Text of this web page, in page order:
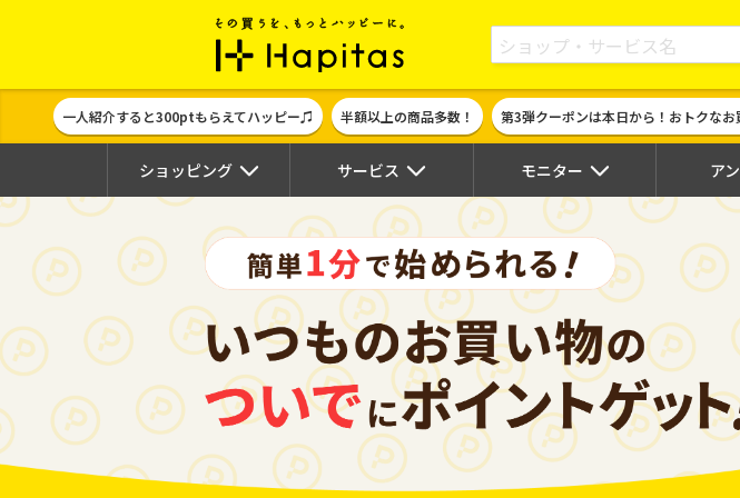
ポイント貯めて現金やギフト券に交換できるポイントサ
一人紹介すると300ptもらえてハッピー♫ 半額以上の商品多数！ 第3弾クーポンは本日から！おトクなお
ショッピング サービス モニター ア